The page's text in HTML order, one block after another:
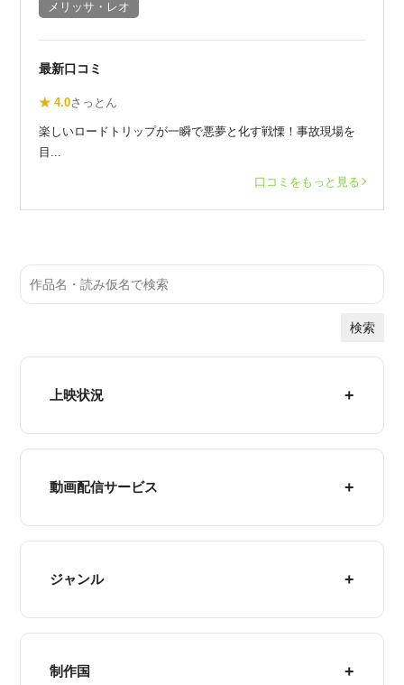
メリッサ・レオ
最新口コミ
★ 4.0さっとん
楽しいロードトリップが一瞬で悪夢と化す戦慄！事故現場を
目...
口コミをもっと見る
検索
上映状況
動画配信サービス
ジャンル
制作国